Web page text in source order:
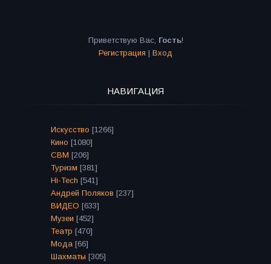
Приветствую Вас, Гость!
Регистрация | Вход
НАВИГАЦИЯ
Искусство [1266]
Кино [1080]
СВМ [206]
Туризм [381]
Hi-Tech [541]
Андрей Поляков [237]
ВИДЕО [633]
Музеи [452]
Театр [470]
Мода [66]
Шахматы [305]